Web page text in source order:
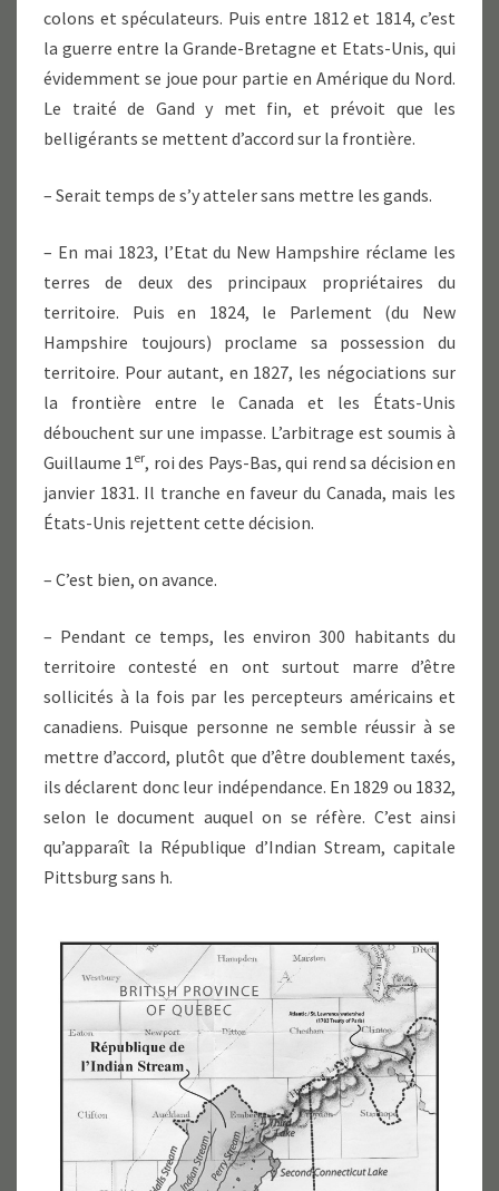
colons et spéculateurs. Puis entre 1812 et 1814, c’est
la guerre entre la Grande-Bretagne et Etats-Unis, qui
évidemment se joue pour partie en Amérique du Nord.
Le traité de Gand y met fin, et prévoit que les
belligérants se mettent d’accord sur la frontière.
– Serait temps de s’y atteler sans mettre les gands.
– En mai 1823, l’Etat du New Hampshire réclame les
terres de deux des principaux propriétaires du
territoire. Puis en 1824, le Parlement (du New
Hampshire toujours) proclame sa possession du
territoire. Pour autant, en 1827, les négociations sur
la frontière entre le Canada et les États-Unis
débouchent sur une impasse. L’arbitrage est soumis à
Guillaume 1er, roi des Pays-Bas, qui rend sa décision en
janvier 1831. Il tranche en faveur du Canada, mais les
États-Unis rejettent cette décision.
– C’est bien, on avance.
– Pendant ce temps, les environ 300 habitants du
territoire contesté en ont surtout marre d’être
sollicités à la fois par les percepteurs américains et
canadiens. Puisque personne ne semble réussir à se
mettre d’accord, plutôt que d’être doublement taxés,
ils déclarent donc leur indépendance. En 1829 ou 1832,
selon le document auquel on se réfère. C’est ainsi
qu’apparaît la République d’Indian Stream, capitale
Pittsburg sans h.